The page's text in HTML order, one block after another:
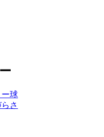
球
さ